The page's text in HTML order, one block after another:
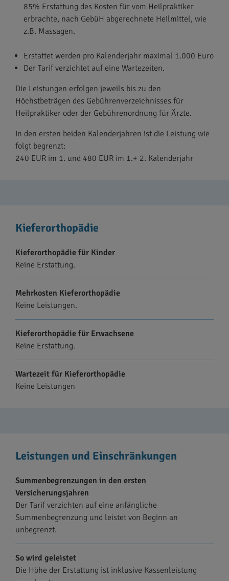
85% Erstattung des Kosten für vom Heilpraktiker
erbrachte, nach GebüH abgerechnete Heilmittel, wie
z.B. Massagen.
Erstattet werden pro Kalenderjahr maximal 1.000 Euro
Der Tarif verzichtet auf eine Wartezeiten.
Die Leistungen erfolgen jeweils bis zu den
Höchstbeträgen des Gebührenverzeichnisses für
Heilpraktiker oder der Gebührenordnung für Ärzte.
In den ersten beiden Kalenderjahren ist die Leistung wie
folgt begrenzt:
240 EUR im 1. und 480 EUR im 1.+ 2. Kalenderjahr
Kieferorthopädie
Kieferorthopädie für Kinder
Keine Erstattung.
Mehrkosten Kieferorthopädie
Keine Leistungen.
Kieferorthopädie für Erwachsene
Keine Erstattung.
Wartezeit für Kieferorthopädie
Keine Leistungen
Leistungen und Einschränkungen
Summenbegrenzungen in den ersten
Versicherungsjahren
Der Tarif verzichten auf eine anfängliche
Summenbegrenzung und leistet von Beginn an
unbegrenzt.
So wird geleistet
Die Höhe der Erstattung ist inklusive Kassenleistung